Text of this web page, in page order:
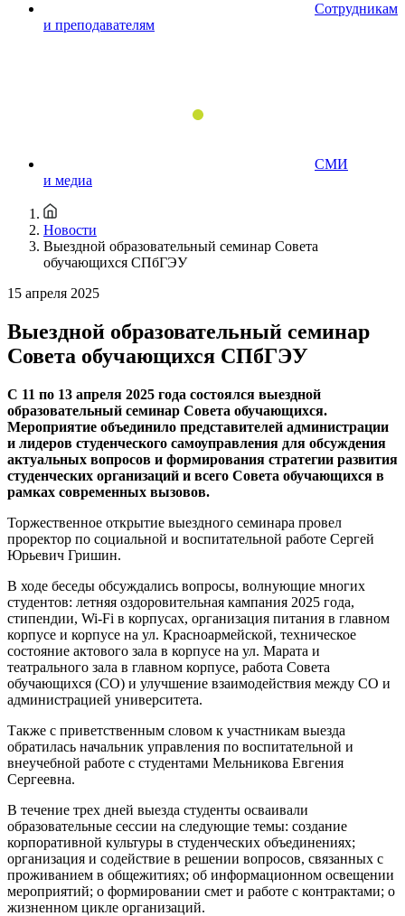
Сотрудникам
и преподавателям
СМИ
и медиа
Новости
Выездной образовательный семинар Совета
обучающихся СПбГЭУ
15 апреля 2025
Выездной образовательный семинар
Совета обучающихся СПбГЭУ
С 11 по 13 апреля 2025 года состоялся выездной
образовательный семинар Совета обучающихся.
Мероприятие объединило представителей администрации
и лидеров студенческого самоуправления для обсуждения
актуальных вопросов и формирования стратегии развития
студенческих организаций и всего Совета обучающихся в
рамках современных вызовов.
Торжественное открытие выездного семинара провел
проректор по социальной и воспитательной работе Сергей
Юрьевич Гришин.
В ходе беседы обсуждались вопросы, волнующие многих
студентов: летняя оздоровительная кампания 2025 года,
стипендии, Wi-Fi в корпусах, организация питания в главном
корпусе и корпусе на ул. Красноармейской, техническое
состояние актового зала в корпусе на ул. Марата и
театрального зала в главном корпусе, работа Совета
обучающихся (СО) и улучшение взаимодействия между СО и
администрацией университета.
Также с приветственным словом к участникам выезда
обратилась начальник управления по воспитательной и
внеучебной работе с студентами Мельникова Евгения
Сергеевна.
В течение трех дней выезда студенты осваивали
образовательные сессии на следующие темы: создание
корпоративной культуры в студенческих объединениях;
организация и содействие в решении вопросов, связанных с
проживанием в общежитиях; об информационном освещении
мероприятий; о формировании смет и работе с контрактами; о
жизненном цикле организаций.